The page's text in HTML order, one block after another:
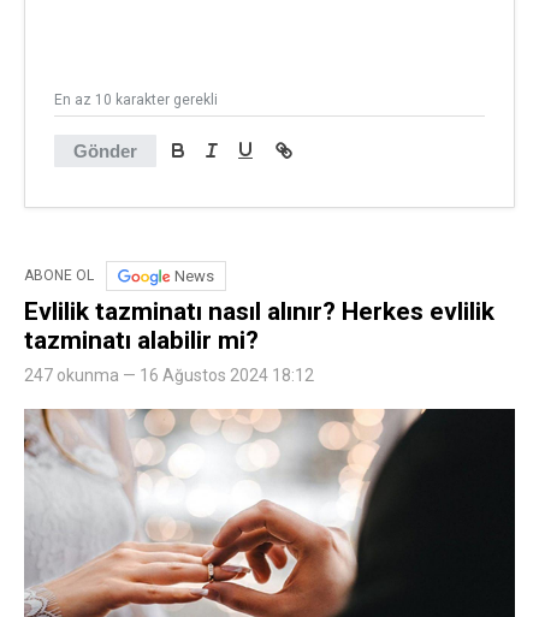
Gönder
En az 10 karakter gerekli
ABONE OL News
Evlilik tazminatı nasıl alınır? Herkes evlilik
tazminatı alabilir mi?
247 okunma — 16 Ağustos 2024 18:12